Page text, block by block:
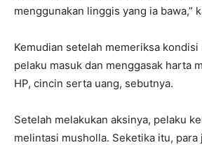
menggunakan linggis yang ia bawa,”
Kemudian setelah memeriksa kondisi
pelaku masuk dan menggasak harta
HP, cincin serta uang, sebutnya.
Setelah melakukan aksinya, pelaku
melintasi musholla. Seketika itu, para